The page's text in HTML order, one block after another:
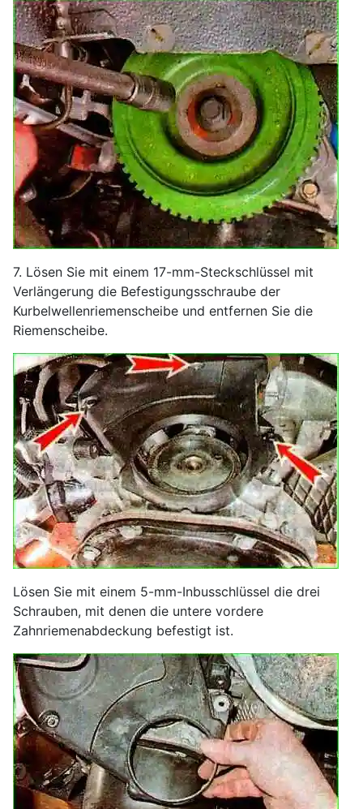
7. Lösen Sie mit einem 17-mm-Steckschlüssel mit
Verlängerung die Befestigungsschraube der
Kurbelwellenriemenscheibe und entfernen Sie die
Riemenscheibe.
Lösen Sie mit einem 5-mm-Inbusschlüssel die drei
Schrauben, mit denen die untere vordere
Zahnriemenabdeckung befestigt ist.